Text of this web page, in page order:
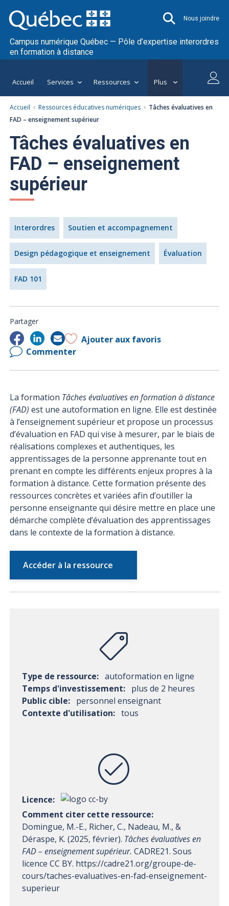
Nous joindre
Campus numérique Québec — Pôle d’expertise interordres
en formation à distance
Accueil Services Ressources Plus
Accueil Ressources éducatives numériques
Tâches évaluatives en
FAD – enseignement supérieur
Tâches évaluatives en
FAD – enseignement
supérieur
Interordres Soutien et accompagnement
Design pédagogique et enseignement Évaluation
FAD 101
Partager
Ajouter aux favoris
Commenter
La formation Tâches évaluatives en formation à distance
(FAD) est une autoformation en ligne. Elle est destinée
à l’enseignement supérieur et propose un processus
d’évaluation en FAD qui vise à mesurer, par le biais de
réalisations complexes et authentiques, les
apprentissages de la personne apprenante tout en
prenant en compte les différents enjeux propres à la
formation à distance. Cette formation présente des
ressources concrètes et variées afin d’outiller la
personne enseignante qui désire mettre en place une
démarche complète d’évaluation des apprentissages
dans le contexte de la formation à distance.
Accéder à la ressource
Type de ressource: autoformation en ligne
Temps d'investissement: plus de 2 heures
Public cible: personnel enseignant
Contexte d'utilisation: tous
Licence:
Comment citer cette ressource:
Domingue, M.-E., Richer, C., Nadeau, M., &
Déraspe, K. (2025, février). Tâches évaluatives en
FAD – enseignement supérieur. CADRE21. Sous
licence CC BY. https://cadre21.org/groupe-de-
cours/taches-evaluatives-en-fad-enseignement-
superieur